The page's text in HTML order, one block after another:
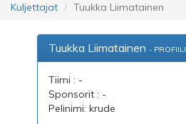
Kuljettajat Tuukka Liimatainen
Tuukka Liimatainen - PROFIILI
Tiimi : -
Sponsorit : -
Pelinimi: krude